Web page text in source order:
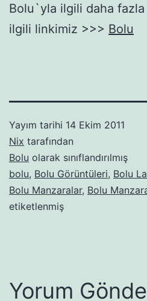
Bolu`yla ilgili daha
ilgili linkimiz >>> Bolu
Yayım tarihi 14 Ekim 2011
Nix tarafından
Bolu olarak sınıflandırılmış
bolu, Bolu Görüntüleri, Bolu
Bolu Manzaralar, Bolu
etiketlenmiş
Yorum